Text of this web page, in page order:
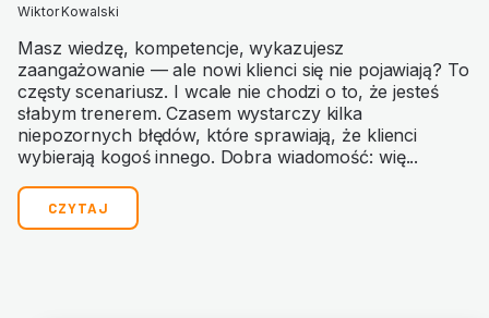
Wiktor Kowalski
Masz wiedzę, kompetencje, wykazujesz
zaangażowanie — ale nowi klienci się nie pojawiają? To
częsty scenariusz. I wcale nie chodzi o to, że jesteś
słabym trenerem. Czasem wystarczy kilka
niepozornych błędów, które sprawiają, że klienci
wybierają kogoś innego. Dobra wiadomość: wię...
CZYTAJ